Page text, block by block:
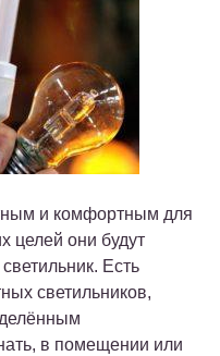
и комфортным для
целей они будут
Есть
светильников,
в помещении или